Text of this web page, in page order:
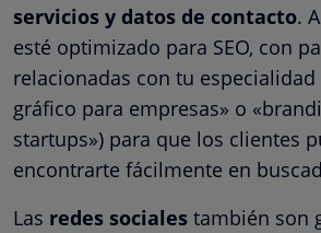
servicios y datos de contacto.
esté optimizado para SEO, con
relacionadas con tu
gráfico para empresas» o
startups») para que los clientes
encontrarte fácilmente en
Las redes sociales también son